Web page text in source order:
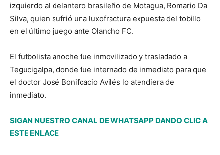
izquierdo al delantero brasileño de Motagua, Romario Da
Silva, quien sufrió una luxofractura expuesta del tobillo
en el último juego ante Olancho FC.
El futbolista anoche fue inmovilizado y trasladado a
Tegucigalpa, donde fue internado de inmediato para que
el doctor José Bonifcacio Avilés lo atendiera de
inmediato.
SIGAN NUESTRO CANAL DE WHATSAPP DANDO CLIC A
ESTE ENLACE